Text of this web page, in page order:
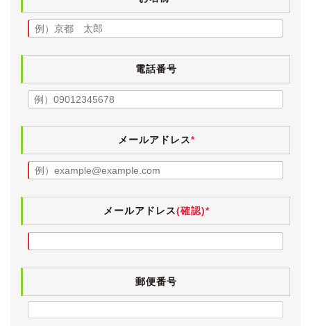
《内装》
小傷や薄汚れなど多少の使用感こそございますが、外装
と同様にきれいな状態が保たれています。
明るいアイボリーの革シートは、運転席などに若干の使
用感はございますが、目立ったスレや破れはございませ
嫌なテカリもございません。
灰皿やシガーライターはきれいで、ヤニ汚れやタバコ臭
はございません。
【入庫時に業務用除菌スチームを施工しています。】
電格ミラー・パワーウィンドウ・パワーシート・エアコ
ン・スマートキー・CD・ナビタッチパネル・地デジ・
電動リアサンシェード・電動コーナーポール・トランク
＆給油口オープナーは動作確認済みです。
ステアリングの電動チルト＆テレスコピック機能です
電話番号
メールアドレス*
メールアドレス(確認)*
郵便番号